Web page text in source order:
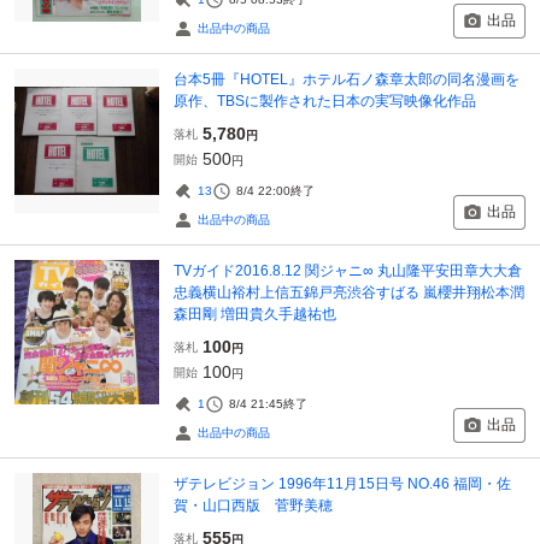
出品中の商品 出品
台本5冊『HOTEL』ホテル石ノ森章太郎の同名漫画を
原作、TBSに製作された日本の実写映像化作品
落札 5,780円
開始 500円
13 8/4 22:00終了
出品中の商品 出品
TVガイド2016.8.12 関ジャニ∞ 丸山隆平安田章大大倉
忠義横山裕村上信五錦戸亮渋谷すばる 嵐櫻井翔松本潤
森田剛 増田貴久手越祐也
落札 100円
開始 100円
1 8/4 21:45終了
出品中の商品 出品
ザテレビジョン 1996年11月15日号 NO.46 福岡・佐
賀・山口西版 菅野美穂
落札 555円